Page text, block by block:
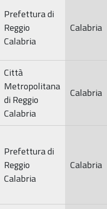
Prefettura di
Reggio
Calabria
Calabria
Città
Metropolitana
di Reggio
Calabria
Calabria
Prefettura di
Reggio
Calabria
Calabria